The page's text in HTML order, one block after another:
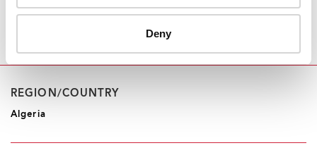
Deny
РЕГИОНАЛЬНОЙ ПОДДЕРЖКИ ЮНЭЙДС НА
БЛИЖНЕМ ВОСТОКЕ И В СЕВЕРНОЙ АФРИКЕ
REGION/COUNTRY
Algeria